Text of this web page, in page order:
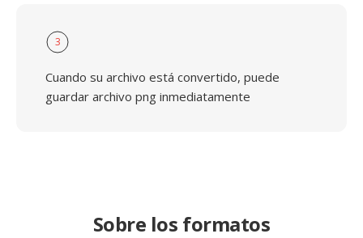
3
Cuando su archivo está convertido, puede
guardar archivo png inmediatamente
Sobre los formatos